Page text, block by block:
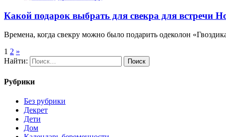
Какой подарок выбрать для свекра для встречи
Времена, когда свекру можно было подарить одеколон
1 2 »
Найти:
Рубрики
Без рубрики
Декрет
Дети
Дом